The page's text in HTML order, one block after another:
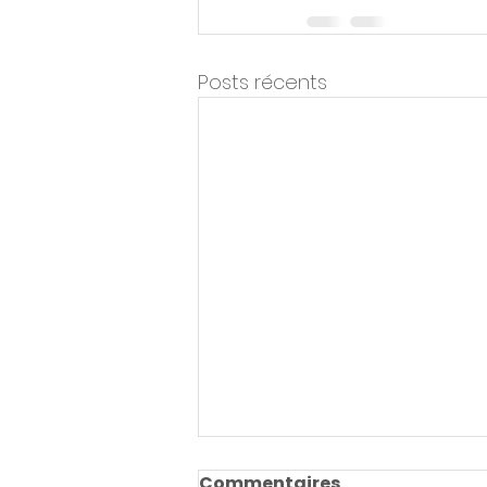
Posts récents
Dominique Méda : « Ce